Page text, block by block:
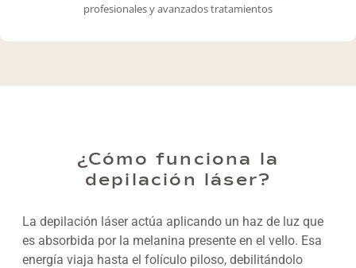
profesionales y avanzados tratamientos
¿Cómo funciona la
depilación láser?
La depilación láser actúa aplicando un haz de luz que
es absorbida por la melanina presente en el vello. Esa
energía viaja hasta el folículo piloso, debilitándolo